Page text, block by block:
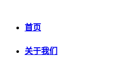
首页
关于我们